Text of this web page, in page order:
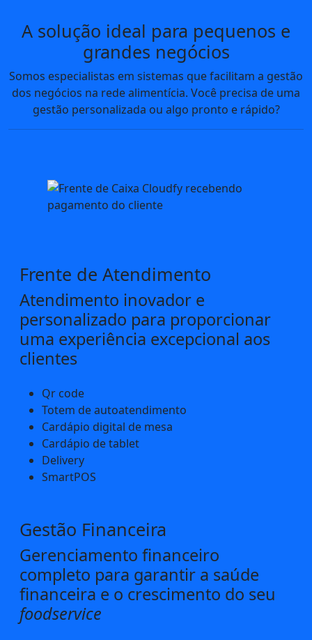
A solução ideal para pequenos e
grandes negócios
Somos especialistas em sistemas que facilitam a gestão
dos negócios na rede alimentícia. Você precisa de uma
gestão personalizada ou algo pronto e rápido?
Frente de Atendimento
Atendimento inovador e
personalizado para proporcionar
uma experiência excepcional aos
clientes
Qr code
Totem de autoatendimento
Cardápio digital de mesa
Cardápio de tablet
Delivery
SmartPOS
Gestão Financeira
Gerenciamento financeiro
completo para garantir a saúde
financeira e o crescimento do seu
foodservice